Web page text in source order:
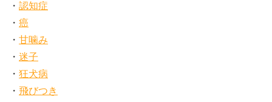
認知症
癌
甘噛み
迷子
狂犬病
飛びつき